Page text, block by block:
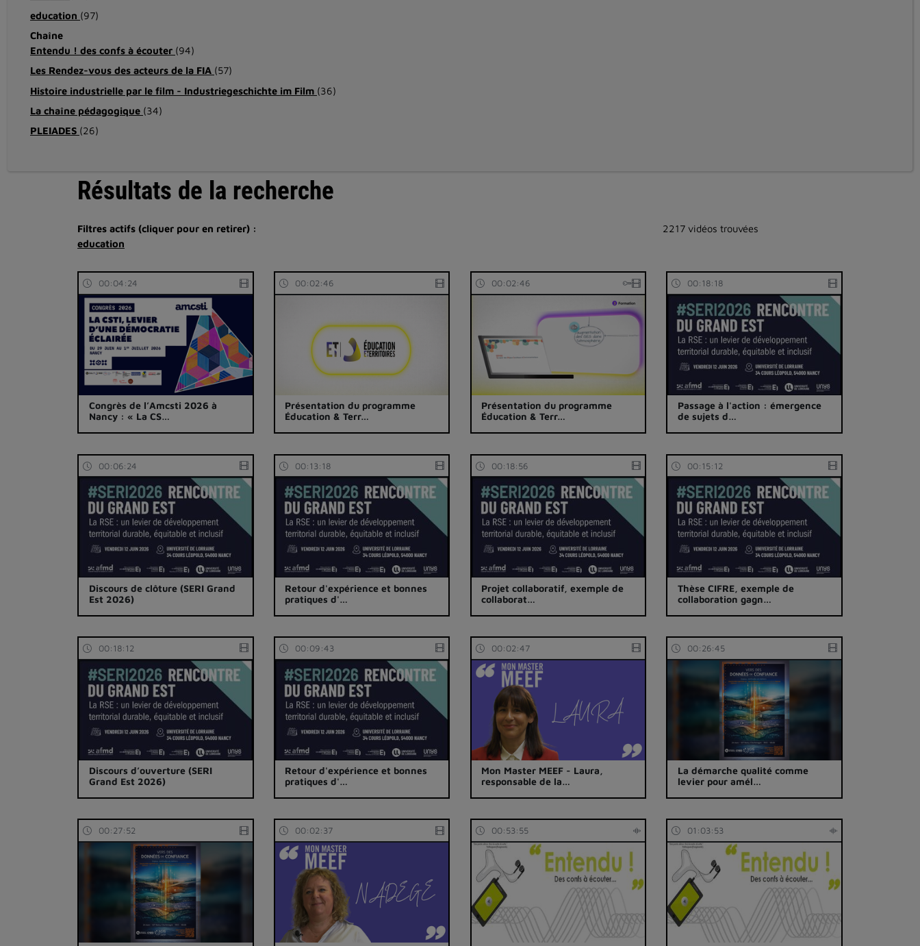
education (97)
Chaîne
Entendu ! des confs à écouter (94)
Les Rendez-vous des acteurs de la FIA (57)
Histoire industrielle par le film - Industriegeschichte im Film (36)
La chaîne pédagogique (34)
PLEIADES (26)
Résultats de la recherche
Filtres actifs (cliquer pour en retirer) :
education
2217 vidéos trouvées
00:04:24
Congrès de l’Amcsti 2026 à
Nancy : « La CS…
00:02:46
Présentation du programme
Éducation & Terr…
00:02:46
Présentation du programme
Éducation & Terr…
00:18:18
Passage à l'action : émergence
de sujets d…
00:06:24
Discours de clôture (SERI Grand
Est 2026)
00:13:18
Retour d'expérience et bonnes
pratiques d'…
00:18:56
Projet collaboratif, exemple de
collaborat…
00:15:12
Thèse CIFRE, exemple de
collaboration gagn…
00:18:12
Discours d’ouverture (SERI
Grand Est 2026)
00:09:43
Retour d'expérience et bonnes
pratiques d'…
00:02:47
Mon Master MEEF - Laura,
responsable de la…
00:26:45
La démarche qualité comme
levier pour amél…
00:27:52 00:02:37 00:53:55 01:03:53